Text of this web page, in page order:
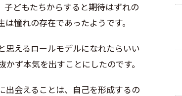
どもたちからすると期待はずれの
憧れの存在であったようです。
えるロールモデルになれたらいい
ず本気を出すことにしたのです。
出会えることは、自己を形成するの